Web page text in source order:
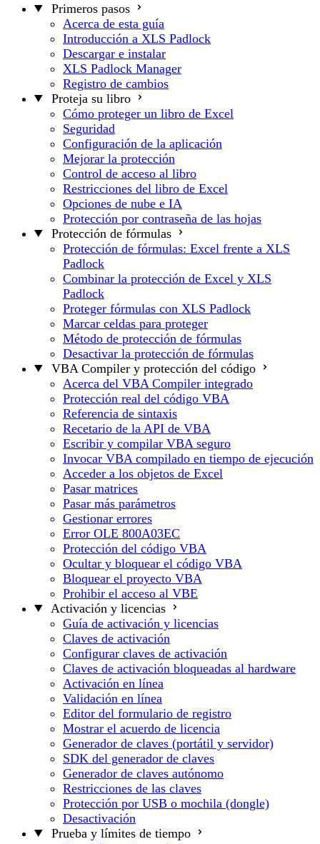
Primeros pasos
Acerca de esta guía
Introducción a XLS Padlock
Descargar e instalar
XLS Padlock Manager
Registro de cambios
Proteja su libro
Cómo proteger un libro de Excel
Seguridad
Configuración de la aplicación
Mejorar la protección
Control de acceso al libro
Restricciones del libro de Excel
Opciones de nube e IA
Protección por contraseña de las hojas
Protección de fórmulas
Protección de fórmulas: Excel frente a XLS
Padlock
Combinar la protección de Excel y XLS
Padlock
Proteger fórmulas con XLS Padlock
Marcar celdas para proteger
Método de protección de fórmulas
Desactivar la protección de fórmulas
VBA Compiler y protección del código
Acerca del VBA Compiler integrado
Protección real del código VBA
Referencia de sintaxis
Recetario de la API de VBA
Escribir y compilar VBA seguro
Invocar VBA compilado en tiempo de ejecución
Acceder a los objetos de Excel
Pasar matrices
Pasar más parámetros
Gestionar errores
Error OLE 800A03EC
Protección del código VBA
Ocultar y bloquear el código VBA
Bloquear el proyecto VBA
Prohibir el acceso al VBE
Activación y licencias
Guía de activación y licencias
Claves de activación
Configurar claves de activación
Claves de activación bloqueadas al hardware
Activación en línea
Validación en línea
Editor del formulario de registro
Mostrar el acuerdo de licencia
Generador de claves (portátil y servidor)
SDK del generador de claves
Generador de claves autónomo
Restricciones de las claves
Protección por USB o mochila (dongle)
Desactivación
Prueba y límites de tiempo